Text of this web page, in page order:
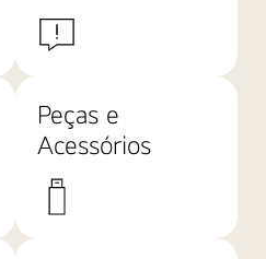
Peças e
Acessórios